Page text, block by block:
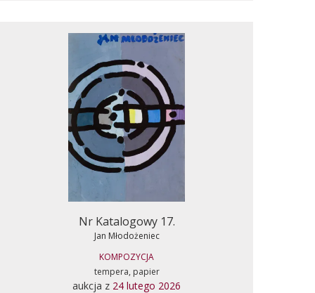
Nr Katalogowy 17.
Jan Młodożeniec
KOMPOZYCJA
tempera, papier
aukcja z 24 lutego 2026